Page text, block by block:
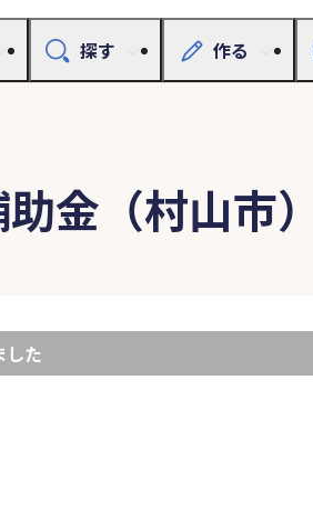
探す 作る
金（村山市）
した